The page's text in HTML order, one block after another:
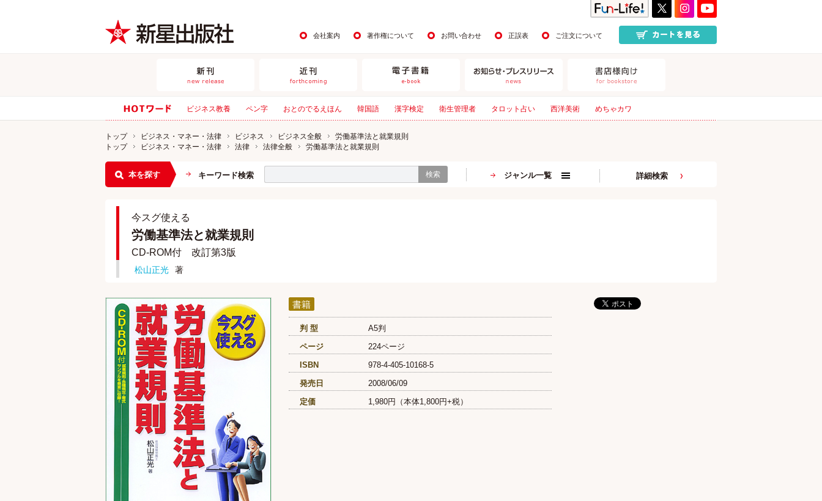
会社案内 著作権について お問い合わせ 正誤表 ご注文について
ビジネス教養 ペン字 おとのでるえほん 韓国語 漢字検定 衛生管理者 タロット占い 西洋美術 めちゃカワ
トップ ビジネス・マネー・法律 ビジネス ビジネス全般
労働基準法と就業規則
トップ
ビジネス・マネー・法律 法律 法律全般 労働基準法と就業規則
本を探す キーワード検索 検索 ジャンル一覧 詳細検索
今スグ使える
労働基準法と就業規則
CD-ROM付 改訂第3版
松山正光 著
書籍
判 型
A5判
ページ
224ページ
ISBN
978-4-405-10168-5
発売日
2008/06/09
定価
1,980円（本体1,800円+税）